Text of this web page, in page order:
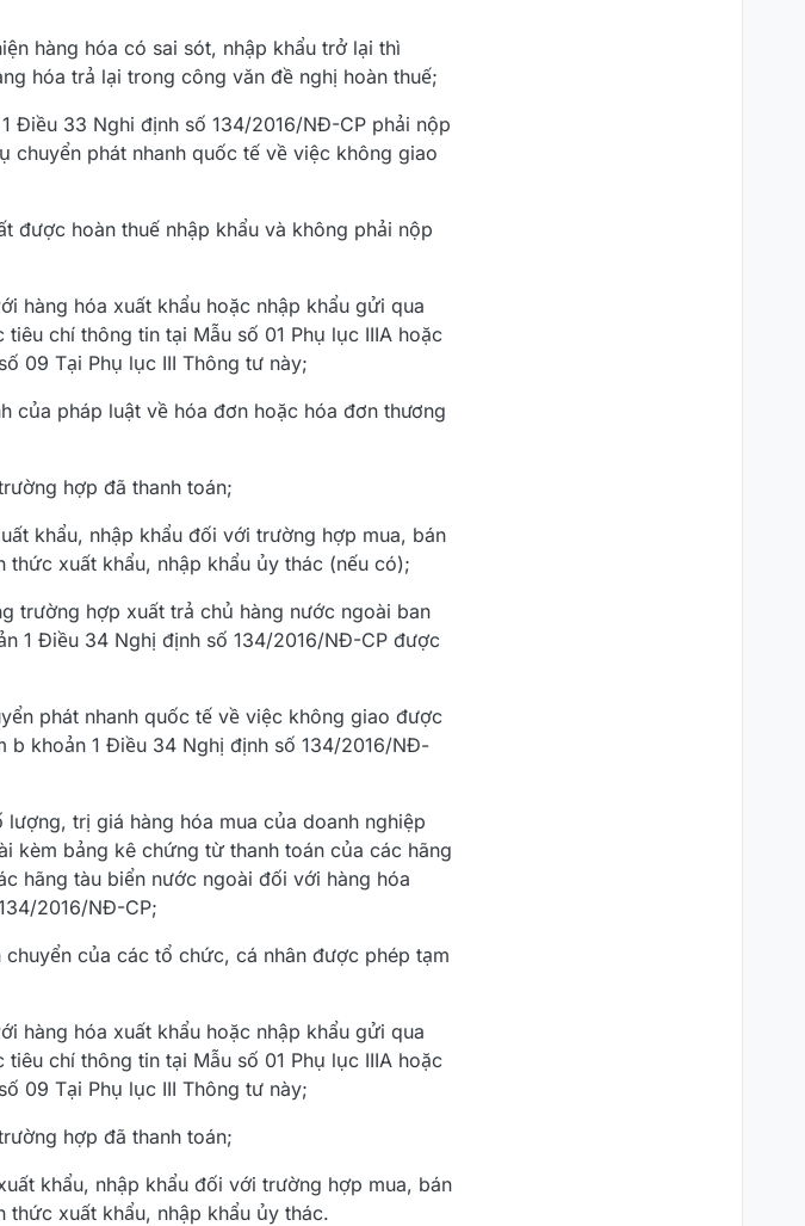
hàng hóa có sai sót, nhập khẩu trở lại thì
hóa trả lại trong công văn đề nghị hoàn thuế;
Điều 33 Nghi định số 134/2016/NĐ-CP phải nộp
chuyển phát nhanh quốc tế về việc không giao
được hoàn thuế nhập khẩu và không phải nộp
hàng hóa xuất khẩu hoặc nhập khẩu gửi qua
chí thông tin tại Mẫu số 01 Phụ lục IIIA hoặc
09 Tại Phụ lục III Thông tư này;
của pháp luật về hóa đơn hoặc hóa đơn thương
hợp đã thanh toán;
khẩu, nhập khẩu đối với trường hợp mua, bán
thức xuất khẩu, nhập khẩu ủy thác (nếu có);
trường hợp xuất trả chủ hàng nước ngoài ban
1 Điều 34 Nghị định số 134/2016/NĐ-CP được
phát nhanh quốc tế về việc không giao được
b khoản 1 Điều 34 Nghị định số 134/2016/NĐ-
trị giá hàng hóa mua của doanh nghiệp
kèm bảng kê chứng từ thanh toán của các hãng
hãng tàu biển nước ngoài đối với hàng hóa
2016/NĐ-CP;
của các tổ chức, cá nhân được phép tạm
hàng hóa xuất khẩu hoặc nhập khẩu gửi qua
chí thông tin tại Mẫu số 01 Phụ lục IIIA hoặc
09 Tại Phụ lục III Thông tư này;
hợp đã thanh toán;
khẩu, nhập khẩu đối với trường hợp mua, bán
thức xuất khẩu, nhập khẩu ủy thác.